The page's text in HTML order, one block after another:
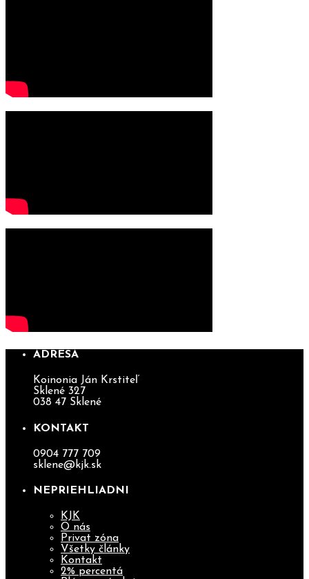
ADRESA
Koinonia Ján Krstiteľ
Sklené 327
038 47 Sklené
KONTAKT
0904 777 709
sklene@kjk.sk
NEPRIEHLIADNI
KJK
O nás
Privat zóna
Všetky články
Kontakt
2% percentá